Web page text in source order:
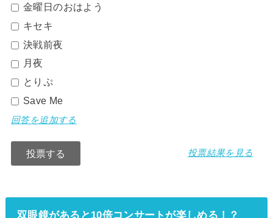
金曜日のおはよう
キセキ
決戦前夜
月夜
とりぷ
Save Me
回答を追加する
投票結果を見る
双眼鏡があると10倍コンサートが楽しめる！？